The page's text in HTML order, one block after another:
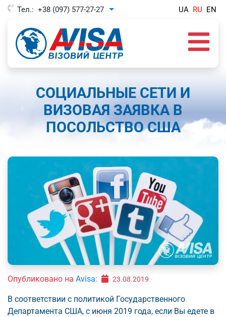
Тел.: +38 (097) 577-27-27 Toggle Dropdown UA RU EN
СОЦИАЛЬНЫЕ СЕТИ И
ВИЗОВАЯ ЗАЯВКА В
ПОСОЛЬСТВО США
Опубликовано на Avisa: 23.08.2019
В соответствии с политикой Государственного
Департамента США, с июня 2019 года, если Вы едете в